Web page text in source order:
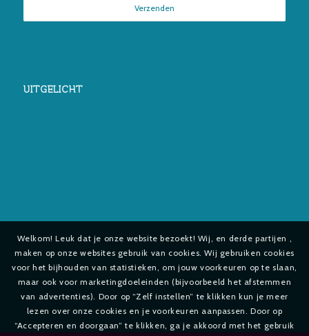
UITGELICHT
Welkom! Leuk dat je onze website bezoekt! Wij, en derde partijen ,
maken op onze websites gebruik van cookies. Wij gebruiken cookies
voor het bijhouden van statistieken, om jouw voorkeuren op te slaan,
maar ook voor marketingdoeleinden (bijvoorbeeld het afstemmen
van advertenties). Door op “Zelf instellen” te klikken kun je meer
lezen over onze cookies en je voorkeuren aanpassen. Door op
“Accepteren en doorgaan” te klikken, ga je akkoord met het gebruik